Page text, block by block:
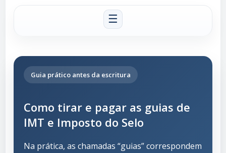
☰
Guia prático antes da escritura
Como tirar e pagar as guias de
IMT e Imposto do Selo
Na prática, as chamadas “guias” correspondem